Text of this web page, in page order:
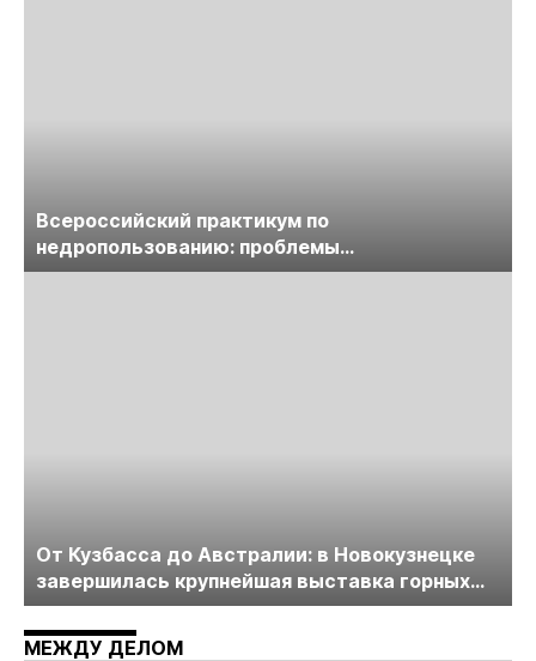
Всероссийский практикум по
недропользованию: проблемы
лицензирования, цифровизации, экспертизы
От Кузбасса до Австралии: в Новокузнецке
завершилась крупнейшая выставка горных
технологий «Недра России. Уголь России и
Майнинг»
МЕЖДУ ДЕЛОМ